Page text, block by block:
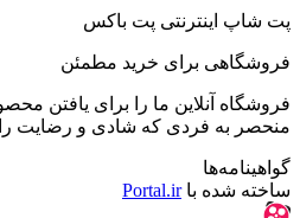
پت شاپ اینترنتی پت باکس
فروشگاهی برای خرید مطمئن
فروشگاه آنلاین ما را برای یافتن
منحصر به فردی که شادی و رضایت را
گواهینامه‌ها
ساخته شده باPortal.ir